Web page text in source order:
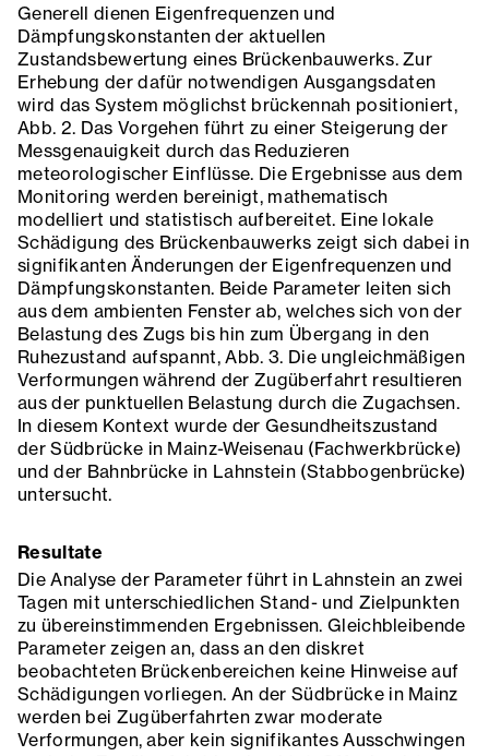
Generell dienen Eigenfrequenzen und
Dämpfungskonstanten der aktuellen
Zustandsbewertung eines Brückenbauwerks. Zur
Erhebung der dafür notwendigen Ausgangsdaten
wird das System möglichst brückennah positioniert,
Abb. 2. Das Vorgehen führt zu einer Steigerung der
Messgenauigkeit durch das Reduzieren
meteorologischer Einflüsse. Die Ergebnisse aus dem
Monitoring werden bereinigt, mathematisch
modelliert und statistisch aufbereitet. Eine lokale
Schädigung des Brückenbauwerks zeigt sich dabei in
signifikanten Änderungen der Eigenfrequenzen und
Dämpfungskonstanten. Beide Parameter leiten sich
aus dem ambienten Fenster ab, welches sich von der
Belastung des Zugs bis hin zum Übergang in den
Ruhezustand aufspannt, Abb. 3. Die ungleichmäßigen
Verformungen während der Zugüberfahrt resultieren
aus der punktuellen Belastung durch die Zugachsen.
In diesem Kontext wurde der Gesundheitszustand
der Südbrücke in Mainz-Weisenau (Fachwerkbrücke)
und der Bahnbrücke in Lahnstein (Stabbogenbrücke)
untersucht.
Resultate
Die Analyse der Parameter führt in Lahnstein an zwei
Tagen mit unterschiedlichen Stand- und Zielpunkten
zu übereinstimmenden Ergebnissen. Gleichbleibende
Parameter zeigen an, dass an den diskret
beobachteten Brückenbereichen keine Hinweise auf
Schädigungen vorliegen. An der Südbrücke in Mainz
werden bei Zugüberfahrten zwar moderate
Verformungen, aber kein signifikantes Ausschwingen